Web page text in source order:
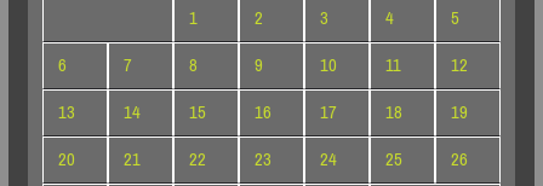
1
2 3 4
5
6
7 8 9 10 11
12
13
14 15 16 17 18
19
20
21 22 23 24 25
26